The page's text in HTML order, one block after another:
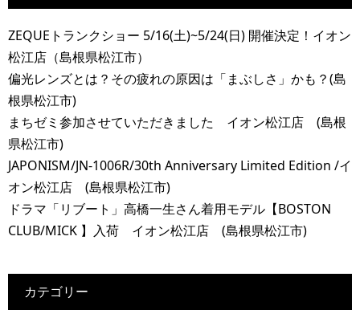
ZEQUEトランクショー 5/16(土)~5/24(日) 開催決定！イオン
松江店（島根県松江市）
偏光レンズとは？その疲れの原因は「まぶしさ」かも？(島
根県松江市)
まちゼミ参加させていただきました イオン松江店 (島根
県松江市)
JAPONISM/JN-1006R/30th Anniversary Limited Edition /イ
オン松江店 (島根県松江市)
ドラマ「リブート」高橋一生さん着用モデル【BOSTON
CLUB/MICK 】入荷 イオン松江店 (島根県松江市)
カテゴリー